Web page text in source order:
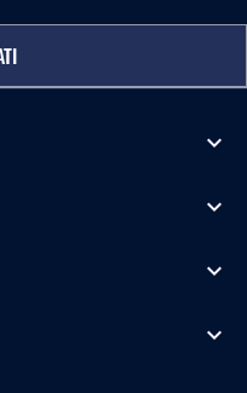
expand_more
expand_more
expand_more
expand_more